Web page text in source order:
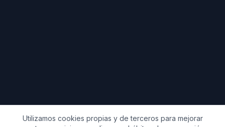
Utilizamos cookies propias y de terceros para mejorar